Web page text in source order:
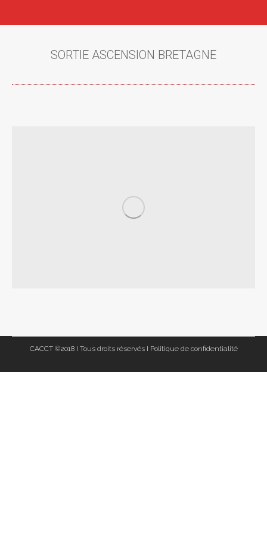
SORTIE ASCENSION BRETAGNE
CACCT ©2018 I Tous droits réservés I Politique de confidentialité